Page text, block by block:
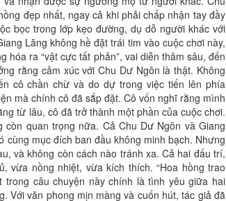
đẹp nhất, ngay cả khi phải chấp nhận tay đầy
bọc trong lớp kẹo đường, dụ dỗ người khác với
Lăng không hề đặt trái tim vào cuộc chơi này,
hóa ra “vật cực tất phản”, vai diễn thâm sâu, đến
rằng cảm xúc với Chu Dư Ngôn là thật. Không
cô chần chừ và do dự trong việc tiến lên phía
mà chính cô đã sắp đặt. Cô vốn nghĩ rằng mình
từ lâu, cô đã trở thành một phần của cuộc chơi.
quan trọng nữa. Cả Chu Dư Ngôn và Giang
mục đích ban đầu không minh bạch. Nhưng
và không còn cách nào tránh xa. Cả hai đấu trí,
vừa nồng nhiệt, vừa kích thích. “Hoa hồng trao
câu chuyện này chính là tình yêu giữa hai
Với văn phong mịn màng và cuốn hút, tác giả đã